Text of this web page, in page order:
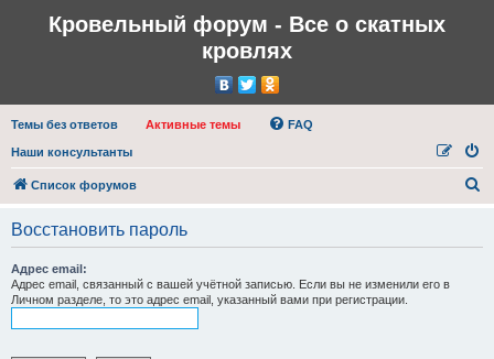
Кровельный форум - Все о скатных
кровлях
Темы без ответов Активные темы FAQ
Наши консультанты
Список форумов
Восстановить пароль
Адрес email:
Адрес email, связанный с вашей учётной записью. Если вы не изменили его в
Личном разделе, то это адрес email, указанный вами при регистрации.